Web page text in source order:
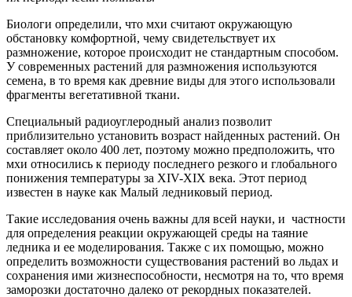
Биологи определили, что мхи считают окружающую
обстановку комфортной, чему свидетельствует их
размножение, которое происходит не стандартным способом.
У современных растений для размножения используются
семена, в то время как древние виды для этого использовали
фрагменты вегетативной ткани.
Специальный радиоуглеродный анализ позволит
приблизительно установить возраст найденных растений. Он
составляет около 400 лет, поэтому можно предположить, что
мхи относились к периоду последнего резкого и глобального
понижения температуры за XIV-XIX века. Этот период
известен в науке как Малый ледниковый период.
Такие исследования очень важны для всей науки, и частности
для определения реакции окружающей среды на таяние
ледника и ее моделирования. Также с их помощью, можно
определить возможности существования растений во льдах и
сохранения ими жизнеспособности, несмотря на то, что время
заморозки достаточно далеко от рекордных показателей.